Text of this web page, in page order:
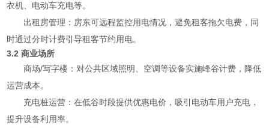
衣机、电动车充电等。
出租房管理：房东可远程监控用电情况，避免租客拖欠电费，同
时通过分时计费引导租客节约用电。
3.2 商业场所
商场/写字楼：对公共区域照明、空调等设备实施峰谷计费，降低
运营成本。
充电桩运营：在低谷时段提供优惠电价，吸引电动车用户充电，
提升设备利用率。